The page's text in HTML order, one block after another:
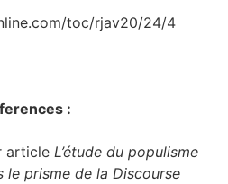
toc/rjav20/24/4
:
article L’étude du populisme
le prisme de la Discourse